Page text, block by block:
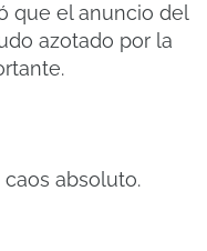
que el anuncio del
azotado por la
caos absoluto.